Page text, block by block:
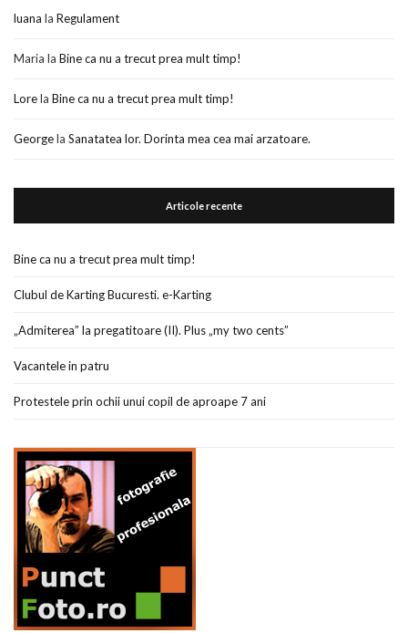
luana la Regulament
Maria la Bine ca nu a trecut prea mult timp!
Lorela Bine ca nu a trecut prea mult timp!
Georgela Sanatatea lor. Dorinta mea cea mai arzatoare.
Articole recente
Bine ca nu a trecut prea mult timp!
Clubul de Karting Bucuresti. e-Karting
„Admiterea” la pregatitoare (II). Plus „my two cents”
Vacantele in patru
Protestele prin ochii unui copil de aproape 7 ani